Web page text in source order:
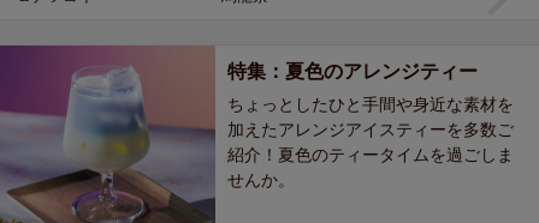
特集：夏色のアレンジティー
ちょっとしたひと手間や身近な素材を
加えたアレンジアイスティーを多数ご
紹介！夏色のティータイムを過ごしま
せんか。